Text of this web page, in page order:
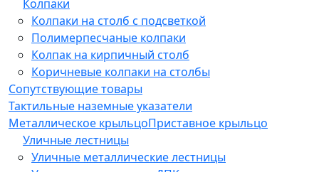
Колпаки
Колпаки на столб с подсветкой
Полимерпесчаные колпаки
Колпак на кирпичный столб
Коричневые колпаки на столбы
Сопутствующие товары
Тактильные наземные указатели
Металлическое крыльцоПриставное крыльцо
Уличные лестницы
Уличные металлические лестницы